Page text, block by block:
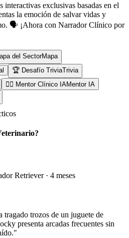
interactivas exclusivas basadas en el
la emoción de salvar vidas y
🗣️ ¡Ahora con Narrador Clínico por
del SectorMapa
🏆 Desafío TriviaTrivia
👨‍⚕️ Mentor Clínico IAMentor IA
Retriever· 4 meses
tragado trozos de un juguete de
presenta arcadas frecuentes sin
"